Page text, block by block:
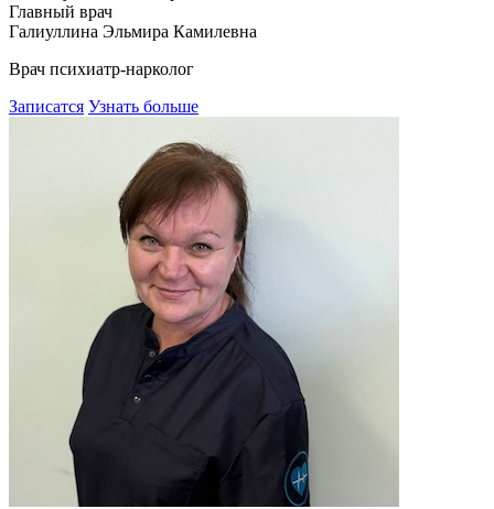
Главный врач
Галиуллина Эльмира Камилевна
Врач психиатр-нарколог
Записатся Узнать больше